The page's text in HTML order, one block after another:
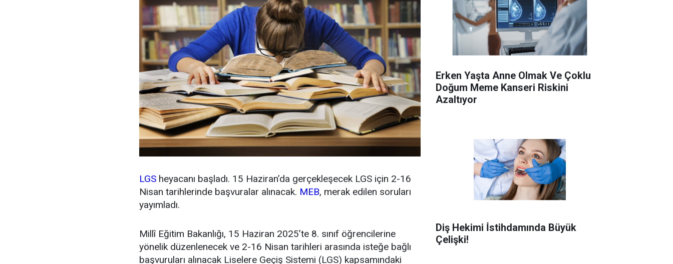
LGS heyacanı başladı. 15 Haziran’da gerçekleşecek LGS için 2-16
Nisan tarihlerinde başvuralar alınacak. MEB, merak edilen soruları
yayımladı.
Millî Eğitim Bakanlığı, 15 Haziran 2025’te 8. sınıf öğrencilerine
yönelik düzenlenecek ve 2-16 Nisan tarihleri arasında isteğe bağlı
başvuruları alınacak Liselere Geçiş Sistemi (LGS) kapsamındaki
Erken Yaşta Anne Olmak Ve Çoklu
Doğum Meme Kanseri Riskini
Azaltıyor
Diş Hekimi İ̇stihdamında Büyük
Çelişki!